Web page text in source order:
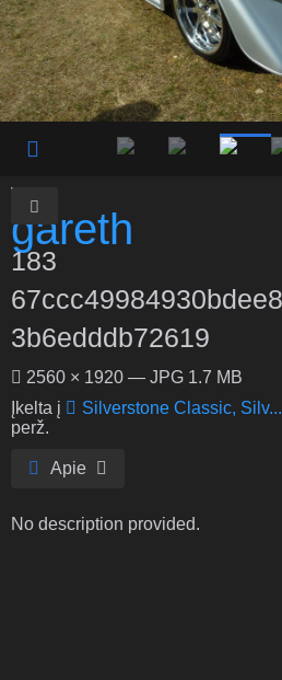
183
3b6edddb72619
2560 × 1920 — JPG 1.7 MB
Įkelta į
Silverstone Classic, Silv...
perž.
Apie
No description provided.